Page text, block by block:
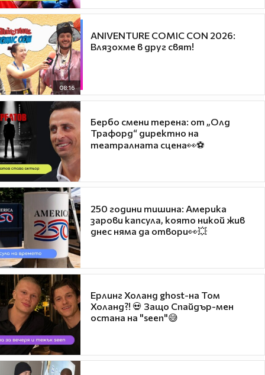
08:16
ANIVENTURE COMIC CON 2026:
Влязохме в друг свят!
Бербо смени терена: от „Олд
Трафорд“ директно на
театралната сцена👀⚽
250 години тишина: Америка
зарови капсула, която никой жив
днес няма да отвори👀💥
Ерлинг Холанд ghost-на Том
Холанд?! 💀 Защо Спайдър-мен
остана на "seen"😅